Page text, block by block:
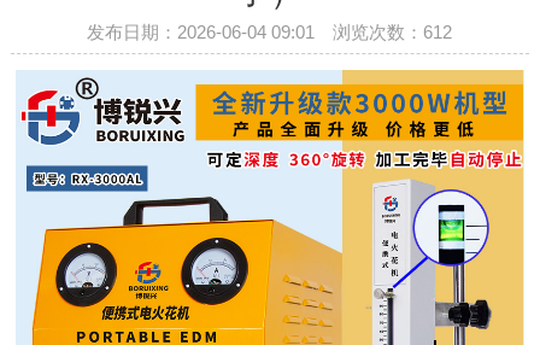
发布日期：2026-06-04 09:01 浏览次数： 612